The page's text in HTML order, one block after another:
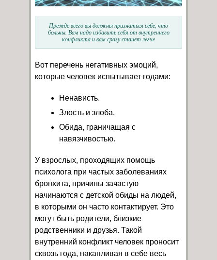
Прежде всего вы должны признаться себе, что
больны. Вам надо избавить себя от внутреннего
конфликта и вам сразу станет легче
Вот перечень негативных эмоций,
которые человек испытывает годами:
Ненависть.
Злость и злоба.
Обида, граничащая с
навязчивостью.
У взрослых, проходящих помощь
психолога при частых заболеваниях
бронхита, причины зачастую
начинаются с детской обиды на людей,
в которыми он часто контактирует. Это
могут быть родители, близкие
родственники и друзья. Такой
внутренний конфликт человек проносит
сквозь года, накапливая в себе весь